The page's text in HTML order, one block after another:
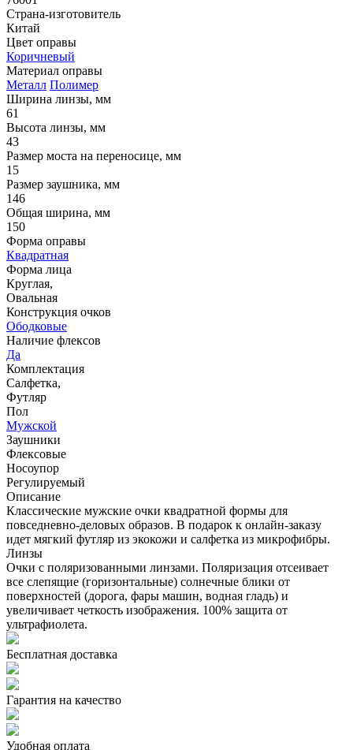
Страна-изготовитель
Китай
Цвет оправы
Коричневый
Материал оправы
Металл Полимер
Ширина линзы, мм
61
Высота линзы, мм
43
Размер моста на переносице, мм
15
Размер заушника, мм
146
Общая ширина, мм
150
Форма оправы
Квадратная
Форма лица
Круглая,
Овальная
Конструкция очков
Ободковые
Наличие флексов
Да
Комплектация
Салфетка,
Футляр
Пол
Мужской
Заушники
Флексовые
Носоупор
Регулируемый
Описание
Классические мужские очки квадратной формы для
повседневно-деловых образов. В подарок к онлайн-заказу
идет мягкий футляр из экокожи и салфетка из микрофибры.
Линзы
Очки с поляризованными линзами. Поляризация отсеивает
все слепящие (горизонтальные) солнечные блики от
поверхностей (дорога, фары машин, водная гладь) и
увеличивает четкость изображения. 100% защита от
ультрафиолета.
Бесплатная доставка
Гарантия на качество
Удобная оплата